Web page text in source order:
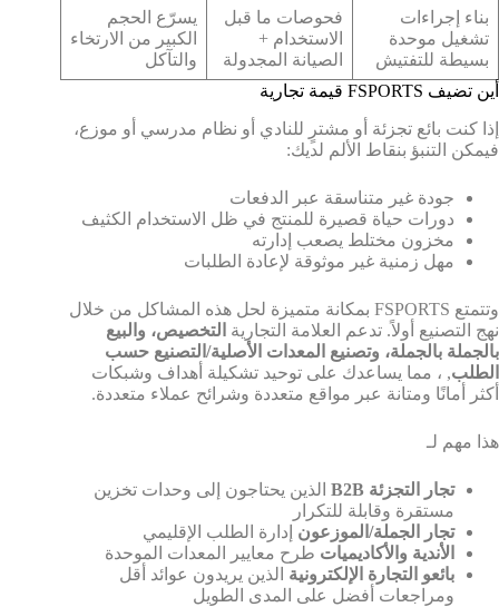
بناء إجراءات
تشغيل موحدة
بسيطة للتفتيش
فحوصات ما قبل
الاستخدام +
الصيانة المجدولة
يسرّع الحجم
الكبير من الارتخاء
والتآكل
أين تضيف FSPORTS قيمة تجارية
إذا كنت بائع تجزئة أو مشترٍ للنادي أو نظام مدرسي أو موزع،
فيمكن التنبؤ بنقاط الألم لديك:
جودة غير متناسقة عبر الدفعات
دورات حياة قصيرة للمنتج في ظل الاستخدام الكثيف
مخزون مختلط يصعب إدارته
مهل زمنية غير موثوقة لإعادة الطلبات
وتتمتع FSPORTS بمكانة متميزة لحل هذه المشاكل من خلال
نهج التصنيع أولاً. تدعم العلامة التجارية التخصيص، والبيع
بالجملة بالجملة، وتصنيع المعدات الأصلية/التصنيع حسب
الطلب, ، مما يساعدك على توحيد تشكيلة أهداف وشبكات
أكثر أمانًا ومتانة عبر مواقع متعددة وشرائح عملاء متعددة.
هذا مهم لـ
تجار التجزئة B2B
الذين يحتاجون إلى وحدات تخزين
مستقرة وقابلة للتكرار
تجار الجملة/الموزعون إدارة الطلب الإقليمي
الأندية والأكاديميات طرح معايير المعدات الموحدة
بائعو التجارة الإلكترونية الذين يريدون عوائد أقل
ومراجعات أفضل على المدى الطويل